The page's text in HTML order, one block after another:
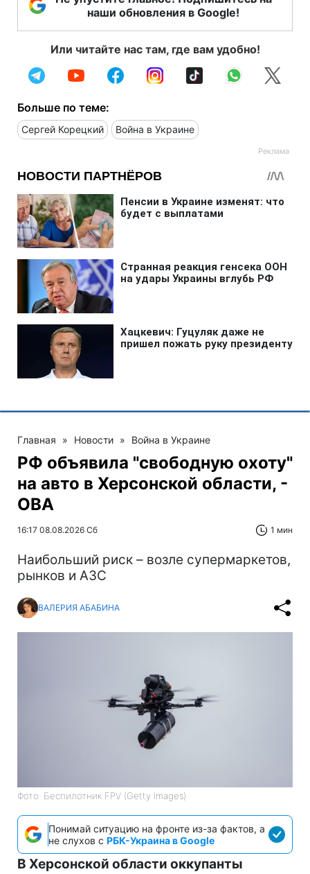
наши обновления в Google!
Или читайте нас там, где вам удобно!
Больше по теме:
Сергей Корецкий Война в Украине
Главная » Новости » Война в Украине
РФ объявила "свободную охоту"
на авто в Херсонской области, -
ОВА
16:17 08.08.2026 Сб 1 мин
Наибольший риск – возле супермаркетов,
рынков и АЗС
ВАЛЕРИЯ АБАБИНА
Фото: Беспилотник FPV (Getty Images)
Понимай ситуацию на фронте из-за фактов, а
не слухов с РБК-Украина в Google
В Херсонской области оккупанты